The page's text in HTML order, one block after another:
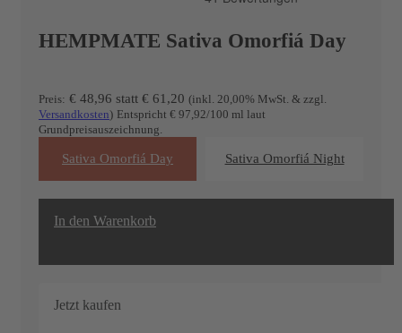
HEMPMATE Sativa Omorfiá Day
Preis: € 48,96 statt € 61,20 (inkl. 20,00% MwSt. & zzgl.
Versandkosten) Entspricht € 97,92/100 ml laut
Grundpreisauszeichnung.
Sativa Omorfiá Day Sativa Omorfiá Night
In den Warenkorb
Jetzt kaufen